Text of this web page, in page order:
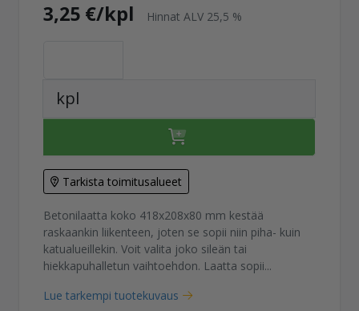
3,25 €/kpl Hinnat ALV 25,5 %
kpl
Tarkista toimitusalueet
Betonilaatta koko 418x208x80 mm kestää
raskaankin liikenteen, joten se sopii niin piha- kuin
katualueillekin. Voit valita joko sileän tai
hiekkapuhalletun vaihtoehdon. Laatta sopii...
Lue tarkempi tuotekuvaus